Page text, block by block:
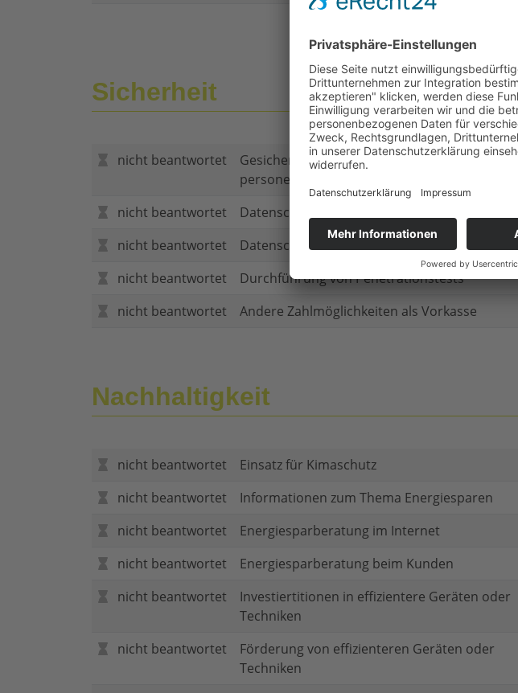
Sicherheit
nicht beantwortet
Gesicherte Verbindung bei
personenbezogenen Daten
nicht beantwortet
Datenschutzerklärung
nicht beantwortet
Datenschutzerklärung im Internet
nicht beantwortet
Durchführung von Penetrationstests
nicht beantwortet
Andere Zahlmöglichkeiten als Vorkasse
Nachhaltigkeit
nicht beantwortet
Einsatz für Kimaschutz
nicht beantwortet
Informationen zum Thema Energiesparen
nicht beantwortet
Energiesparberatung im Internet
nicht beantwortet
Energiesparberatung beim Kunden
nicht beantwortet
Investiertitionen in effizientere Geräten oder
Techniken
nicht beantwortet
Förderung von effizienteren Geräten oder
Techniken